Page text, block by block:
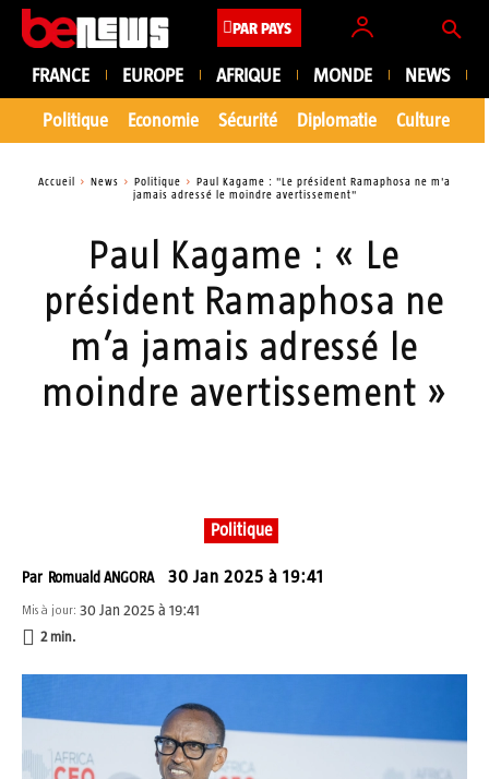
PAR PAYS
FRANCE EUROPE AFRIQUE MONDE NEWS
Politique Economie Sécurité Diplomatie Culture
Accueil News Politique
Paul Kagame : "Le président Ramaphosa ne m'a
jamais adressé le moindre avertissement"
Paul Kagame : « Le
président Ramaphosa ne
m’a jamais adressé le
moindre avertissement »
Politique
Par Romuald ANGORA 30 Jan 2025 à 19:41
Mis à jour: 30 Jan 2025 à 19:41
2min.